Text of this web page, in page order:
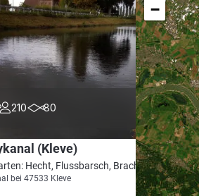
210 80 4.7
(Kleve)
Hecht, Flussbarsch, Brachse, Aal
bei 47533 Kleve
−